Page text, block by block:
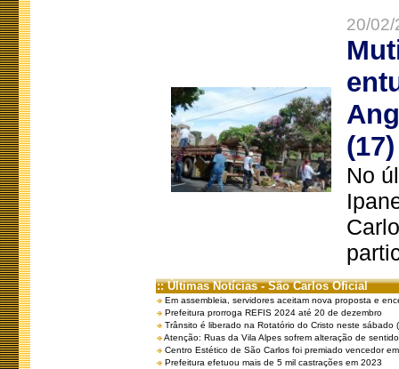
20/
(17)
No
:: Últimas Notícias - São Carlos Oficial
Em assembleia, servidores aceitam nova proposta e
Prefeitura prorroga REFIS 2024 até 20 de dezembro
Trânsito é liberado na Rotatório do Cristo neste sábado
Atenção: Ruas da Vila Alpes sofrem alteração de
Centro Estético de São Carlos foi premiado vencedor
Prefeitura efetuou mais de 5 mil castrações em 2023